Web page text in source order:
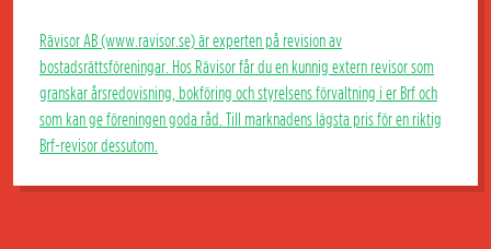
Rävisor AB (www.ravisor.se) är experten på revision av
bostadsrättsföreningar. Hos Rävisor får du en kunnig extern revisor som
granskar årsredovisning, bokföring och styrelsens förvaltning i er Brf och
som kan ge föreningen goda råd. Till marknadens lägsta pris för en riktig
Brf-revisor dessutom.